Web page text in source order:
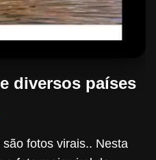
diversos países
fotos virais.. Nesta